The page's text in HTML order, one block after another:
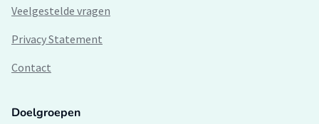
Veelgestelde vragen
Privacy Statement
Contact
Doelgroepen